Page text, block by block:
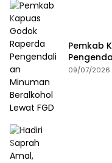
Pemkab
FGD
09/07/2026